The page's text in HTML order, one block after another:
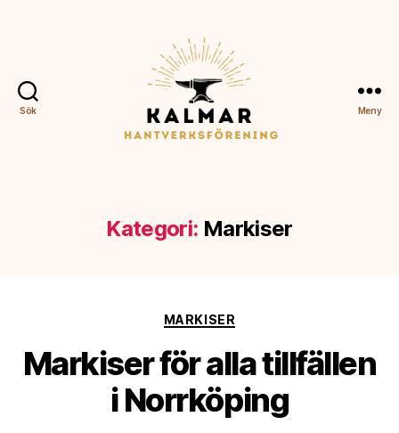
Sök Meny
Kategori: Markiser
Kategorier
MARKISER
Markiser för alla tillfällen
i Norrköping